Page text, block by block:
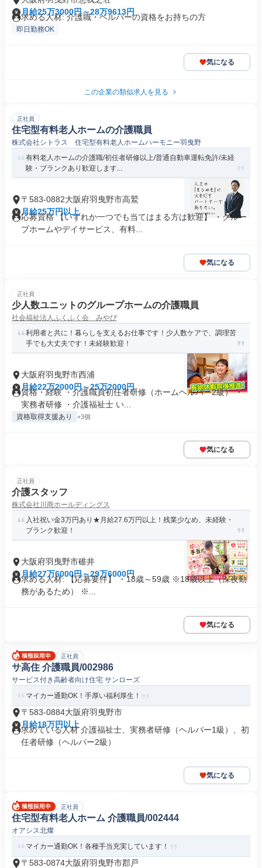
月給25万3000円～28万9613円
求める人材: 介護職・ヘルパーの資格をお持ちの方
即日勤務OK
気になる
この企業の類似求人を見る
正社員
住宅型有料老人ホームの介護職員
株式会社シトラス 住宅型有料老人ホームハーモニー羽曳野
有料老人ホームの介護職/初任者研修以上/普通自動車運転免許/未経
験・ブランクあり歓迎します...
〒583-0882大阪府羽曳野市高鷲
月給25万円以上
応募資格 【いずれか一つでも当てはまる方は歓迎】 ・グルー
プホームやデイサービス、有料...
気になる
正社員
少人数ユニットのグループホームの介護職員
社会福祉法人ふくふく会 みやび
利用者と共に！暮らしを支えるお仕事です！少人数ケアで、調理苦
手でも大丈夫です！未経験歓迎！
大阪府羽曳野市西浦
月給22万2000円～25万2000円
資格・経験 ・介護職員初任者研修（ホームヘルパー2級） ・
実務者研修 ・介護福祉士 い...
資格取得支援あり +3個
気になる
正社員
介護スタッフ
株式会社川商ホールディングス
入社祝い金3万円あり★月給27.6万円以上！残業少なめ、未経験・
ブランク歓迎！
大阪府羽曳野市碓井
月給27万6000円～29万6000円
求める人材: 【応募要件】 ・18歳～59歳 ※18歳以上（深夜勤
務があるため） ※...
気になる
正社員
サ高住 介護職員/002986
サービス付き高齢者向け住宅 サンローズ
マイカー通勤OK！手厚い福利厚生！
〒583-0884大阪府羽曳野市
月給18万円以上
求めている人材 介護福祉士、実務者研修（ヘルパー1級）、初
任者研修（ヘルパー2級）
気になる
正社員
住宅型有料老人ホーム 介護職員/002444
オアシス北燦
マイカー通勤OK！各種手当充実しています！
〒583-0874大阪府羽曳野市郡戸